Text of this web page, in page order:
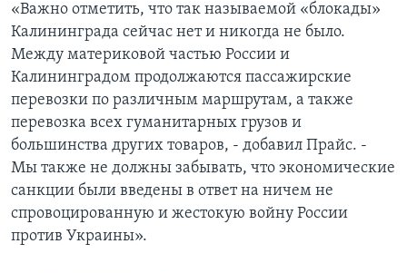
«Важно отметить, что так называемой «блокады»
Калининграда сейчас нет и никогда не было.
Между материковой частью России и
Калининградом продолжаются пассажирские
перевозки по различным маршрутам, а также
перевозка всех гуманитарных грузов и
большинства других товаров, - добавил Прайс. -
Мы также не должны забывать, что экономические
санкции были введены в ответ на ничем не
спровоцированную и жестокую войну России
против Украины».